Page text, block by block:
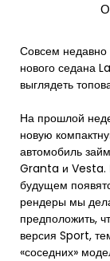
Совсем
нового седана
выглядеть
На прошлой
новую
автомобиль
Granta и Vesta.
будущем
рендеры мы
предположить,
версия Sport,
«соседних»